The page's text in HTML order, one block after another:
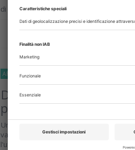
di
Prof.ssa Gianna Maria Nardi
Approfondisci
APPROFONDIMENTI
Disinfettare lo
pazienti
Uno studio clinico pilota ha
valutare la loro capacità di ridurre la
l'utilizzo quotidiano dello...